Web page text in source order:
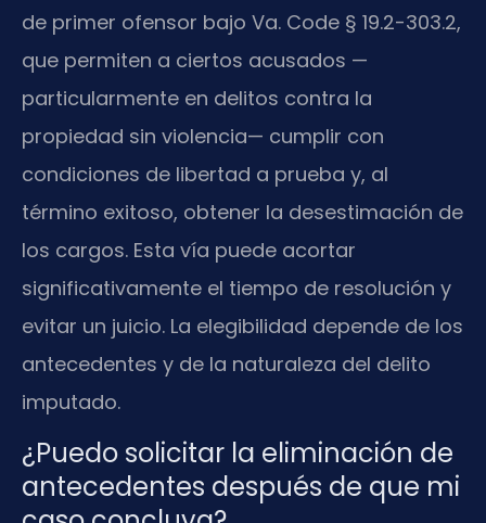
de primer ofensor bajo Va. Code § 19.2-303.2,
que permiten a ciertos acusados —
particularmente en delitos contra la
propiedad sin violencia— cumplir con
condiciones de libertad a prueba y, al
término exitoso, obtener la desestimación de
los cargos. Esta vía puede acortar
significativamente el tiempo de resolución y
evitar un juicio. La elegibilidad depende de los
antecedentes y de la naturaleza del delito
imputado.
¿Puedo solicitar la eliminación de
antecedentes después de que mi